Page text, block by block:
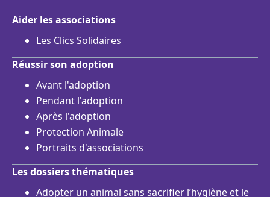
Aider les associations
Les Clics Solidaires
Réussir son adoption
Avant l'adoption
Pendant l'adoption
Après l'adoption
Protection Animale
Portraits d'associations
Les dossiers thématiques
Adopter un animal sans sacrifier l’hygiène et le